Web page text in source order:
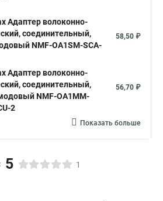
Адаптер волоконно-
соединительный,
NMF-OA1SM-SCA-
58,50 ₽
Адаптер волоконно-
соединительный,
NMF-OA1MM-
2
56,70 ₽
Показать больше
5 1